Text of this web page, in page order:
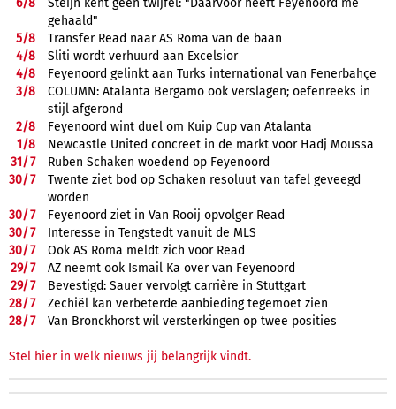
gehaald"
5/8
Transfer Read naar AS Roma van de baan
4/8
Sliti wordt verhuurd aan Excelsior
4/8
Feyenoord gelinkt aan Turks international van Fenerbahçe
3/8
COLUMN: Atalanta Bergamo ook verslagen; oefenreeks in
stijl afgerond
2/8
Feyenoord wint duel om Kuip Cup van Atalanta
1/8
Newcastle United concreet in de markt voor Hadj Moussa
31/7
Ruben Schaken woedend op Feyenoord
30/7
Twente ziet bod op Schaken resoluut van tafel geveegd
worden
30/7
Feyenoord ziet in Van Rooij opvolger Read
30/7
Interesse in Tengstedt vanuit de MLS
30/7
Ook AS Roma meldt zich voor Read
29/7
AZ neemt ook Ismail Ka over van Feyenoord
29/7
Bevestigd: Sauer vervolgt carrière in Stuttgart
28/7
Zechiël kan verbeterde aanbieding tegemoet zien
28/7 Van Bronckhorst wil versterkingen op twee posities
Stel hier in welk nieuws jij belangrijk vindt.